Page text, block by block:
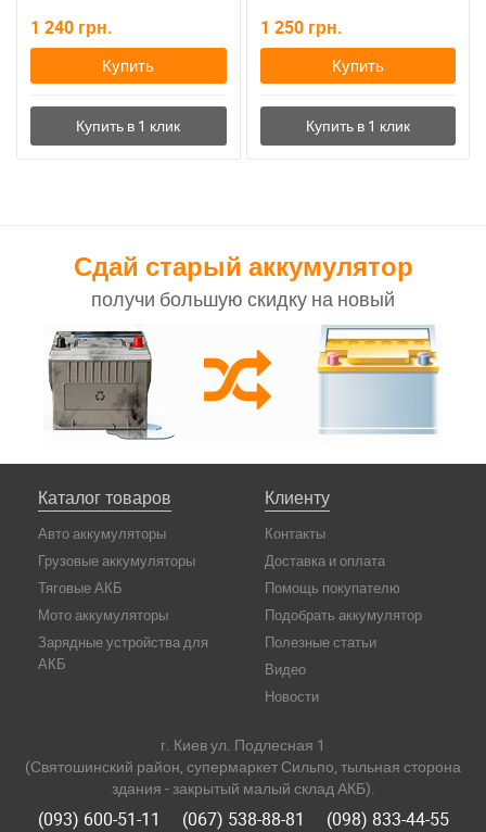
1 240 грн.
Купить
1 250 грн.
Купить
Сдай старый аккумулятор
получи большую скидку на новый
Каталог товаров
Авто аккумуляторы
Грузовые аккумуляторы
Тяговые АКБ
Мото аккумуляторы
Зарядные устройства для
АКБ
Клиенту
Контакты
Доставка и оплата
Помощь покупателю
Подобрать аккумулятор
Полезные статьи
Видео
Новости
г. Киев ул. Подлесная 1
(Святошинский район, супермаркет Сильпо, тыльная сторона
здания - закрытый малый склад АКБ).
(093) 600-51-11 (067) 538-88-81 (098) 833-44-55